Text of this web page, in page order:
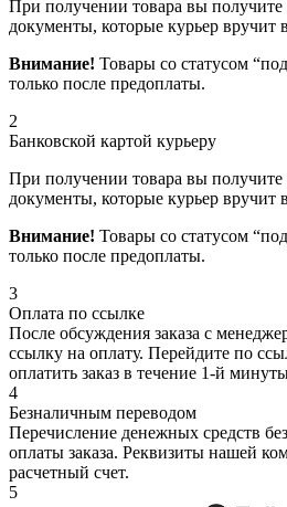
При получении товара вы получите
документы, которые курьер вручит
Внимание! Товары со статусом
только после предоплаты.
2
Банковской картой курьеру
При получении товара вы получите
документы, которые курьер вручит
Внимание! Товары со статусом
только после предоплаты.
3
Оплата по ссылке
После обсуждения заказа с
ссылку на оплату. Перейдите по
оплатить заказ в течение 1-й
4
Безналичным переводом
Перечисление денежных средств
оплаты заказа. Реквизиты нашей
расчетный счет.
5